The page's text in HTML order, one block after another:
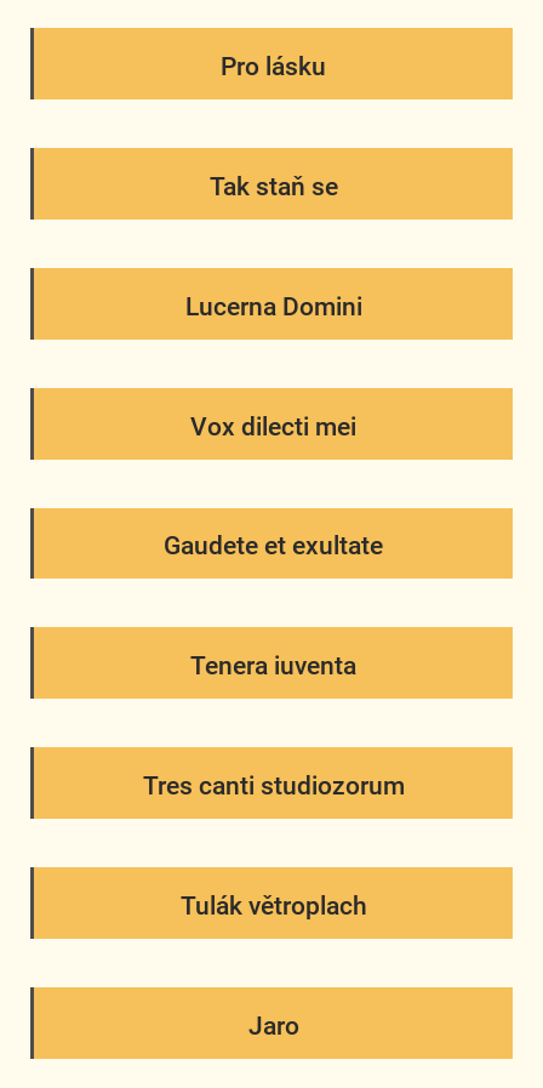
Pro lásku
Tak staň se
Lucerna Domini
Vox dilecti mei
Gaudete et exultate
Tenera iuventa
Tres canti studiozorum
Tulák větroplach
Jaro